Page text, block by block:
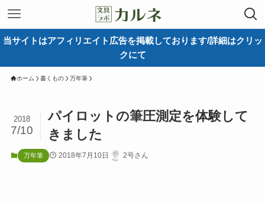
当サイトはアフィリエイト広告を掲載しております/詳細はクリッ
クにて
ホーム 書くもの 万年筆
パイロットの筆圧測定を体験して
きました
2018
7/10
万年筆 2018年7月10日 2号さん